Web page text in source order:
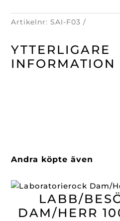
Artikelnr:SAI-F03
YTTERLIGARE
INFORMATION
Andra köpte även
LABB/
DAM/HERR